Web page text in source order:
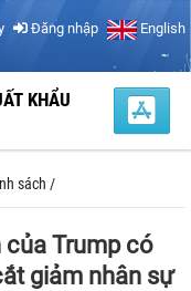
Đăng nhập English
KHẨU
sách /
của Trump có
giảm nhân sự